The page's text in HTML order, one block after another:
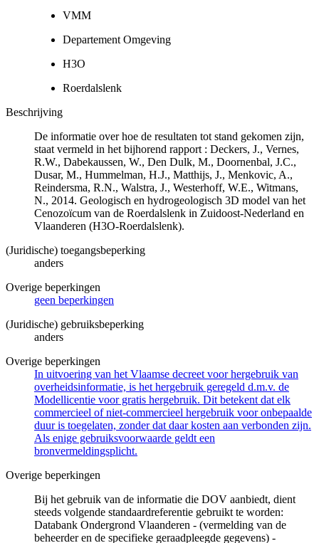
VMM
Departement Omgeving
H3O
Roerdalslenk
Beschrijving
De informatie over hoe de resultaten tot stand gekomen zijn,
staat vermeld in het bijhorend rapport : Deckers, J., Vernes,
R.W., Dabekaussen, W., Den Dulk, M., Doornenbal, J.C.,
Dusar, M., Hummelman, H.J., Matthijs, J., Menkovic, A.,
Reindersma, R.N., Walstra, J., Westerhoff, W.E., Witmans,
N., 2014. Geologisch en hydrogeologisch 3D model van het
Cenozoïcum van de Roerdalslenk in Zuidoost-Nederland en
Vlaanderen (H3O-Roerdalslenk).
(Juridische) toegangsbeperking
anders
Overige beperkingen
geen beperkingen
(Juridische) gebruiksbeperking
anders
Overige beperkingen
In uitvoering van het Vlaamse decreet voor hergebruik van
overheidsinformatie, is het hergebruik geregeld d.m.v. de
Modellicentie voor gratis hergebruik. Dit betekent dat elk
commercieel of niet-commercieel hergebruik voor onbepaalde
duur is toegelaten, zonder dat daar kosten aan verbonden zijn.
Als enige gebruiksvoorwaarde geldt een
bronvermeldingsplicht.
Overige beperkingen
Bij het gebruik van de informatie die DOV aanbiedt, dient
steeds volgende standaardreferentie gebruikt te worden:
Databank Ondergrond Vlaanderen - (vermelding van de
beheerder en de specifieke geraadpleegde gegevens) -